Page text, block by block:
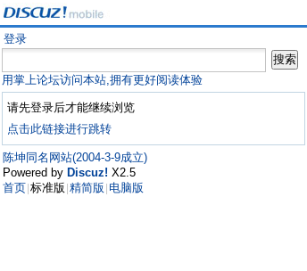
登录
用掌上论坛访问本站,拥有更好阅读体验
请先登录后才能继续浏览
点击此链接进行跳转
陈坤同名网站(2004-3-9成立)
Powered by Discuz! X2.5
首页 标准版 精简版 电脑版